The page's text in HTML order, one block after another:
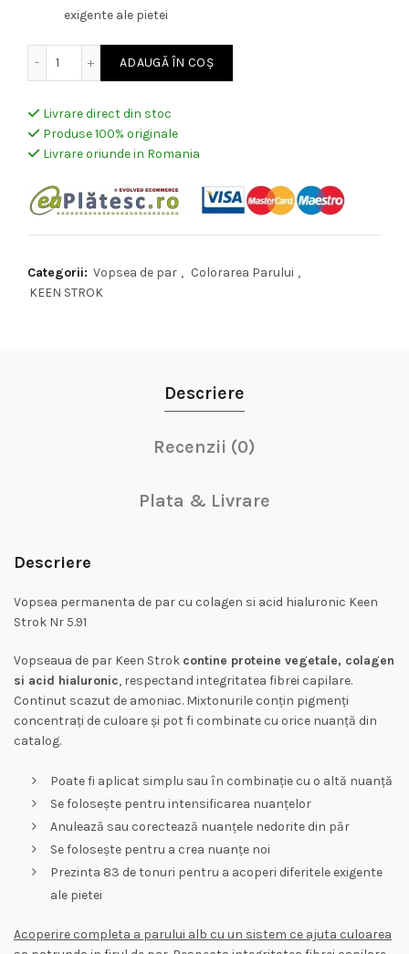
exigente ale pietei
Cantitate Vopsea permanenta de par cu colagen si acid
ADAUGĂ ÎN COȘ
Livrare direct din stoc
Produse 100% originale
Livrare oriunde in Romania
Categorii: Vopsea de par , Colorarea Parului ,
KEEN STROK
Descriere
Recenzii (0)
Plata & Livrare
Descriere
Vopsea permanenta de par cu colagen si acid hialuronic Keen
Strok Nr 5.91
Vopseaua de par Keen Strok contine proteine vegetale, colagen
si acid hialuronic, respectand integritatea fibrei capilare.
Continut scazut de amoniac. Mixtonurile conțin pigmenți
concentrați de culoare și pot fi combinate cu orice nuanță din
catalog.
Poate fi aplicat simplu sau în combinație cu o altă nuanță
Se folosește pentru intensificarea nuanțelor
Anulează sau corectează nuanțele nedorite din păr
Se folosește pentru a crea nuanțe noi
Prezinta 83 de tonuri pentru a acoperi diferitele exigente
ale pietei
Acoperire completa a parului alb cu un sistem ce ajuta culoarea